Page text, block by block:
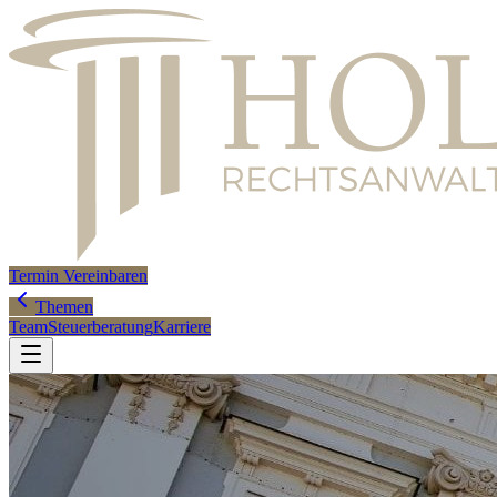
Termin Vereinbaren
Themen
TeamSteuerberatungKarriere